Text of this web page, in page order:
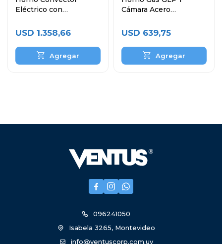
Eléctrico con
60x40 cm
USD 1.358,66
Cámara Acero
USD 639,75
  
096241050
Isabela 3265, Montevideo
info@ventuscorp.com.uy